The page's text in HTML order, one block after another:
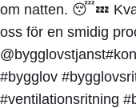
om natten. 😴💤
oss för en smidig
#bygglov
#ventilationsritning